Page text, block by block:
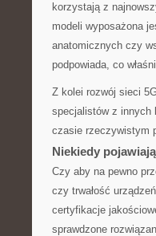
korzystają z
modeli wyposażona
anatomicznych czy
podpowiada, co
Z kolei rozwój sieci
specjalistów z innych
czasie rzeczywistym
Niekiedy
Czy aby na pewno
czy trwałość
certyfikacje
sprawdzone